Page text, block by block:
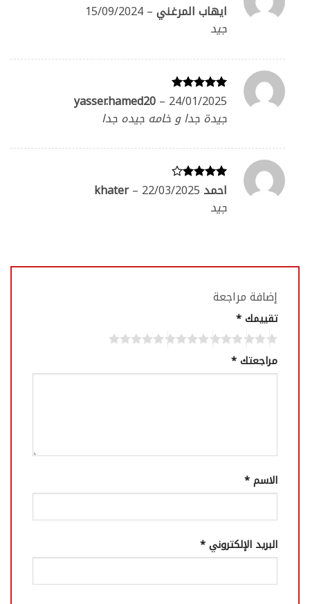
تم
التقييم
من 5
ايهاب المرغني–
15/09/2024
جيد
تم التقييم
yasser.hamed20 –24/01/2025
جيدة جدا و خامه جيده جدا
تم
من 5
احمد khater –22/03/2025
جيد
إضافة مراجعة
تقييمك*
مراجعتك*
الاسم*
البريد الإلكتروني*